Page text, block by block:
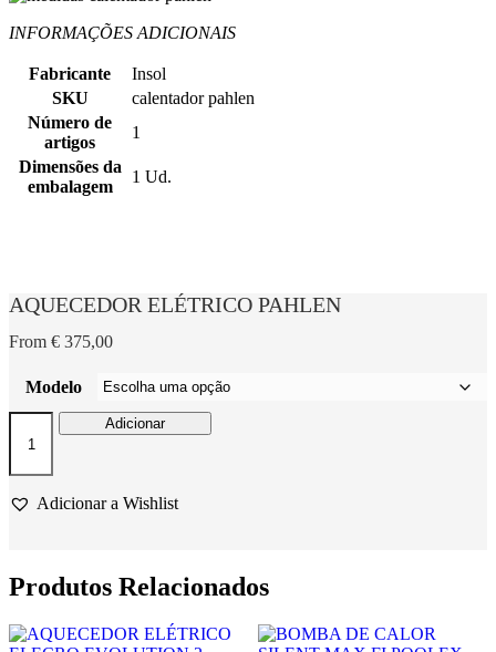
INFORMAÇÕES ADICIONAIS
Fabricante
Insol
SKU
calentador pahlen
Número de
artigos
1
Dimensões da
embalagem
1 Ud.
AQUECEDOR ELÉTRICO PAHLEN
From € 375,00
Modelo
Quantidade
ELÉTRICO
PAHLEN
Adicionar
Adicionar a Wishlist
Produtos Relacionados